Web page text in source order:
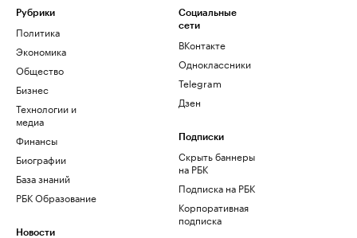
Рубрики
Политика
Экономика
Общество
Бизнес
Технологии и
медиа
Финансы
Биографии
База знаний
РБК Образование
Новости
Социальные
сети
ВКонтакте
Одноклассники
Telegram
Дзен
Подписки
Скрыть баннеры
на РБК
Подписка на РБК
Корпоративная
подписка